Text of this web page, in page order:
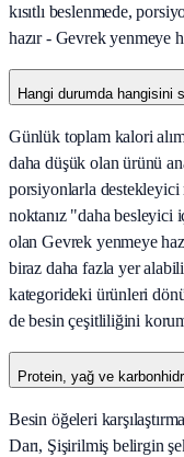
kısıtlı beslenmede,
hazır - Gevrek yenmeye
Hangi durumda hangisini
Günlük toplam kalori
daha düşük olan ürünü
porsiyonlarla
noktanız "daha besleyici
olan Gevrek yenmeye
biraz daha fazla yer
kategorideki ürünleri
de besin çeşitliliğini
Protein, yağ ve
Besin öğeleri
Darı, Şişirilmiş belirgin